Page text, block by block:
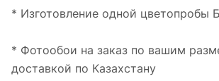
* Изготовление одной
* Фотообои на заказ по вашим
доставкой по Казахстану